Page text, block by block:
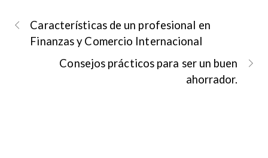
Características de un profesional en
Finanzas y Comercio Internacional
Consejos prácticos para ser un buen
ahorrador.